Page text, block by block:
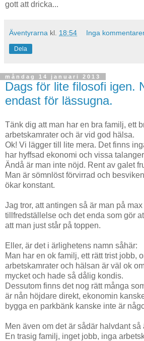
gott att dricka...
Äventyrarna kl. 18:54 Inga
Dela
måndag 14 januari 2013
Dags för lite filosofi igen.
endast för lässugna.
Tänk dig att man har en bra familj, ett
arbetskamrater och är vid god hälsa.
Ok! Vi lägger till lite mera. Det finns
har hyffsad ekonomi och vissa
Ändå är man inte nöjd. Rent av galet
Man är sömnlöst förvirrad och
ökar konstant.
Jag tror, att antingen så är man på
tillfredställelse och det enda som gör
att man just står på toppen.
Eller, är det i ärlighetens namn såhär:
Man har en ok familj, ett rätt trist jobb,
arbetskamrater och hälsan är väl ok
mycket och hade så dålig kondis.
Dessutom finns det nog rätt många
är nån höjdare direkt, ekonomin
bygga en parkbänk kanske inte är
Men även om det är sådär halvdant så
En trasig familj, inget jobb, inga